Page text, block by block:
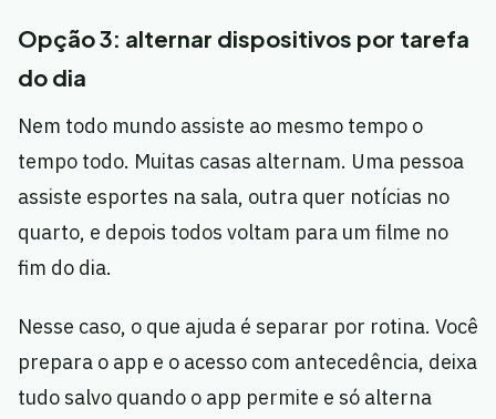
Opção 3: alternar dispositivos por tarefa
do dia
Nem todo mundo assiste ao mesmo tempo o
tempo todo. Muitas casas alternam. Uma pessoa
assiste esportes na sala, outra quer notícias no
quarto, e depois todos voltam para um filme no
fim do dia.
Nesse caso, o que ajuda é separar por rotina. Você
prepara o app e o acesso com antecedência, deixa
tudo salvo quando o app permite e só alterna